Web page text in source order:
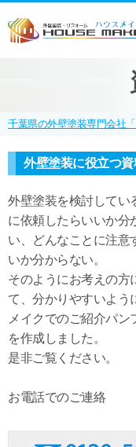
千葉県の外壁塗装専門会社
外壁塗装に役立つ
外壁塗装を検討してい
に依頼したらいいか分
い、どんなことに注意
いか分からない。
そのようにお考えの方
て、分かりやすいよう
メイクでのご紹介パン
を作成しました。
是非ご覧ください。
お電話でのご連絡